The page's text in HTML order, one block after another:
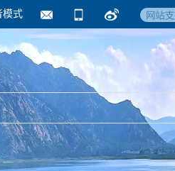
模式
务院要闻
镇街信息
沂日报·莒南新